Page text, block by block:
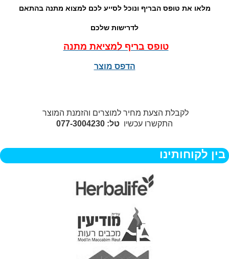
מלאו את טופס הבריף ונוכל לסייע לכם למצוא מתנה בהתאם
לדרישות שלכם
טופס בריף למציאת מתנה
הדפס מוצר
לקבלת הצעת מחיר למוצרים והזמנת המוצר
התקשרו עכשיו טל: 077-3004230
בין לקוחותינו